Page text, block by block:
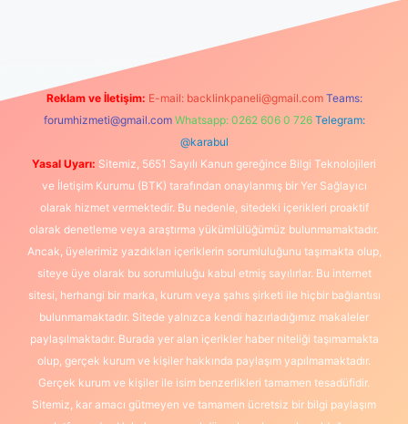
Reklam ve İletişim: E-mail: backlinkpaneli@gmail.com Teams:
forumhizmeti@gmail.com Whatsapp: 0262 606 0 726 Telegram:
@karabul
Yasal Uyarı: Sitemiz, 5651 Sayılı Kanun gereğince Bilgi Teknolojileri
ve İletişim Kurumu (BTK) tarafından onaylanmış bir Yer Sağlayıcı
olarak hizmet vermektedir. Bu nedenle, sitedeki içerikleri proaktif
olarak denetleme veya araştırma yükümlülüğümüz bulunmamaktadır.
Ancak, üyelerimiz yazdıkları içeriklerin sorumluluğunu taşımakta olup,
siteye üye olarak bu sorumluluğu kabul etmiş sayılırlar. Bu internet
sitesi, herhangi bir marka, kurum veya şahıs şirketi ile hiçbir bağlantısı
bulunmamaktadır. Sitede yalnızca kendi hazırladığımız makaleler
paylaşılmaktadır. Burada yer alan içerikler haber niteliği taşımamakta
olup, gerçek kurum ve kişiler hakkında paylaşım yapılmamaktadır.
Gerçek kurum ve kişiler ile isim benzerlikleri tamamen tesadüfidir.
Sitemiz, kar amacı gütmeyen ve tamamen ücretsiz bir bilgi paylaşım